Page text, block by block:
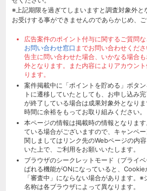
※上記期限を過ぎてしまいますと調査対象外と
お受けする事ができませんのであらかじめ、ご
広告案件のポイント付与に関するご質問
お問い合わせ窓口 までお問い合わせくだ
告主に問い合わせた場合、いかなる場合
外となります。また内容によりアカウン
ります。
案件掲載中に「ポイントを貯める」ボタ
トに遷移していたとしても、お申し込み
が終了している場合は成果対象外となり
時間に余裕をもってお取り組みください。
本ページの情報は掲載時の情報となりま
ている場合がございますので、キャンペ
関しましてはリンク先のWebページの内
いた上で、ご利用をお願いいたします。
ブラウザのシークレットモード（プライ
ばれる機能がONになっていると、Cookie
「審査中」にならない場合があります。
名称は各ブラウザによって異なります。